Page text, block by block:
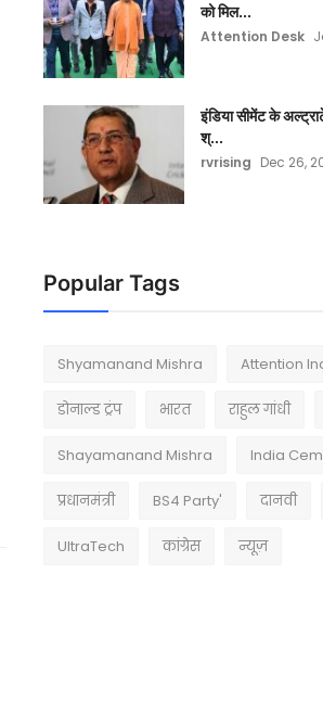
को मिल...
Attention Desk
इंडिया सीमेंट के
श्...
rvrising Dec 26,
Popular Tags
Shyamanand Mishra Attention
डोनाल्ड ट्रंप भारत राहुल गांधी
Shayamanand Mishra India
प्रधानमंत्री BS4 Party' दानवी
UltraTech कांग्रेस न्यूज़